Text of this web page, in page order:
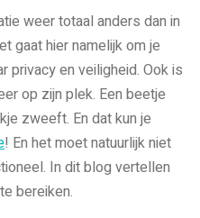
weer totaal anders dan in
gaat hier namelijk om je
privacy en veiligheid. Ook is
op zijn plek. Een beetje
zweeft. En dat kun je
! En het moet natuurlijk niet
In dit blog vertellen
bereiken.